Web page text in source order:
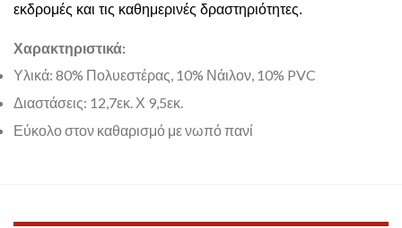
εκδρομές και τις καθημερινές δραστηριότητες.
Χαρακτηριστικά:
Υλικά: 80% Πολυεστέρας, 10% Νάιλον, 10% PVC
Διαστάσεις: 12,7εκ. Χ 9,5εκ.
Εύκολο στον καθαρισμό με νωπό πανί